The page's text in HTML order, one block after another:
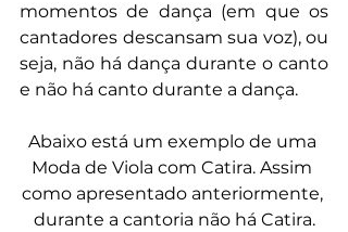
momentos de dança (em que os
cantadores descansam sua voz), ou
seja, não há dança durante o canto
e não há canto durante a dança.
Abaixo está um exemplo de uma
Moda de Viola com Catira. Assim
como apresentado anteriormente,
durante a cantoria não há Catira.